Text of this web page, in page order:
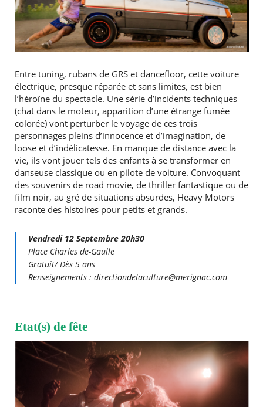
RECHERCHER ...
Entre tuning, rubans de GRS et dancefloor, cette voiture
électrique, presque réparée et sans limites, est bien
l’héroïne du spectacle. Une série d’incidents techniques
(chat dans le moteur, apparition d’une étrange fumée
colorée) vont perturber le voyage de ces trois
personnages pleins d’innocence et d’imagination, de
loose et d’indélicatesse. En manque de distance avec la
vie, ils vont jouer tels des enfants à se transformer en
danseuse classique ou en pilote de voiture. Convoquant
des souvenirs de road movie, de thriller fantastique ou de
film noir, au gré de situations absurdes, Heavy Motors
raconte des histoires pour petits et grands.
Vendredi 12 Septembre 20h30
Place Charles de-Gaulle
Gratuit/ Dès 5 ans
Renseignements : directiondelaculture@merignac.com
Etat(s) de fête